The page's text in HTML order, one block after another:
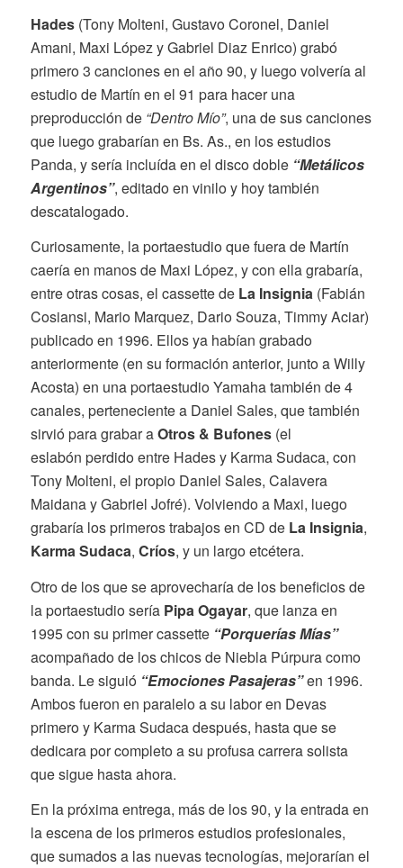
Hades(Tony Molteni, Gustavo Coronel, Daniel
Amani, Maxi López y Gabriel Diaz Enrico) grabó
primero 3 canciones en el año 90, y luego volvería al
estudio de Martín en el 91 para hacer una
preproducción de “Dentro Mío”, una de sus canciones
que luego grabarían en Bs. As., en los estudios
Panda, y sería incluída en el disco doble “Metálicos
Argentinos”, editado en vinilo y hoy también
descatalogado.
Curiosamente, la portaestudio que fuera de Martín
caería en manos de Maxi López, y con ella grabaría,
entre otras cosas, el cassette de La Insignia(Fabián
Cosiansi, Mario Marquez, Dario Souza, Timmy Aciar)
publicado en 1996. Ellos ya habían grabado
anteriormente (en su formación anterior, junto a Willy
Acosta) en una portaestudio Yamaha también de 4
canales, perteneciente a Daniel Sales, que también
sirvió para grabar aOtros & Bufones(el
eslabón perdido entre Hades y Karma Sudaca, con
Tony Molteni, el propio Daniel Sales, Calavera
Maidana y Gabriel Jofré). Volviendo a Maxi, luego
grabaría los primeros trabajos en CD de La Insignia,
Karma Sudaca, Críos, y un largo etcétera.
Otro de los que se aprovecharía de los beneficios de
la portaestudio sería Pipa Ogayar, que lanza en
1995 con su primer cassette “Porquerías Mías”
acompañado de los chicos de Niebla Púrpura como
banda. Le siguió “Emociones Pasajeras”en 1996.
Ambos fueron en paralelo a su labor en Devas
primero y Karma Sudaca después, hasta que se
dedicara por completo a su profusa carrera solista
que sigue hasta ahora.
En la próxima entrega, más de los 90, y la entrada en
la escena de los primeros estudios profesionales,
que sumados a las nuevas tecnologías, mejorarían el